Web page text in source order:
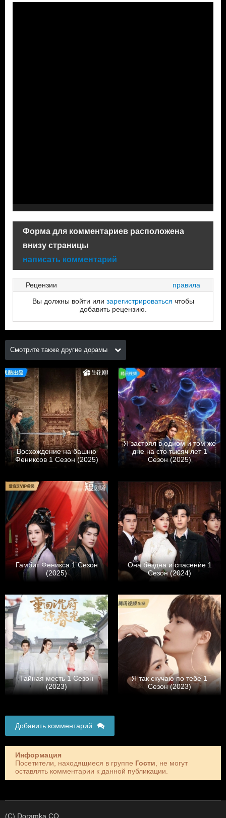
Форма для комментариев расположена
внизу страницы
написать комментарий
Рецензии
правила
Вы должны войти или зарегистрироваться чтобы
добавить рецензию.
Смотрите также другие дорамы
Восхождение на башню
Фениксов 1 Сезон (2025)
Я застрял в одном и том же
дне на сто тысяч лет 1
Сезон (2025)
Гамбит Феникса 1 Сезон
(2025)
Она бездна и спасение 1
Сезон (2024)
Тайная месть 1 Сезон
(2023)
Я так скучаю по тебе 1
Сезон (2023)
Добавить комментарий
Информация
Посетители, находящиеся в группе Гости , не могут
оставлять комментарии к данной публикации.
(C) Doramka.CO